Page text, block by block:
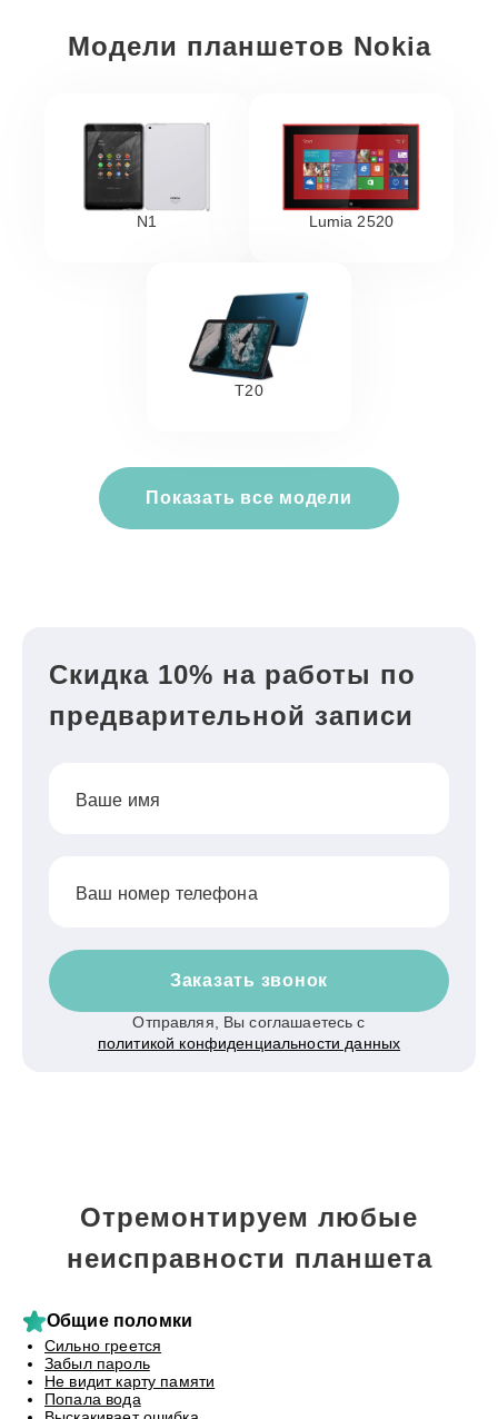
Модели планшетов Nokia
N1 Lumia 2520
T20
Показать все модели
Скидка 10% на работы по
предварительной записи
Ваше имя
Ваш номер телефона
Заказать звонок
Отправляя, Вы соглашаетесь с
политикой конфиденциальности данных
Отремонтируем любые
неисправности планшета
Общие поломки
Сильно греется
Забыл пароль
Не видит карту памяти
Попала вода